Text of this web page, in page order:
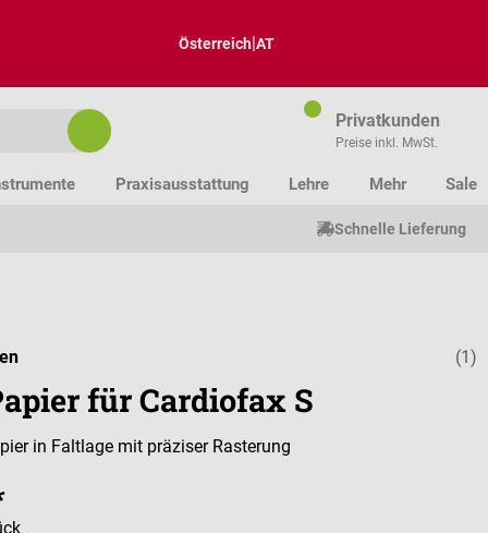
Österreich|AT
Privatkunden
Preise inkl. MwSt.
Praxisausstattung Lehre Mehr Sale
Schnelle Lieferung
(1)
für Cardiofax S
in Faltlage mit präziser Rasterung